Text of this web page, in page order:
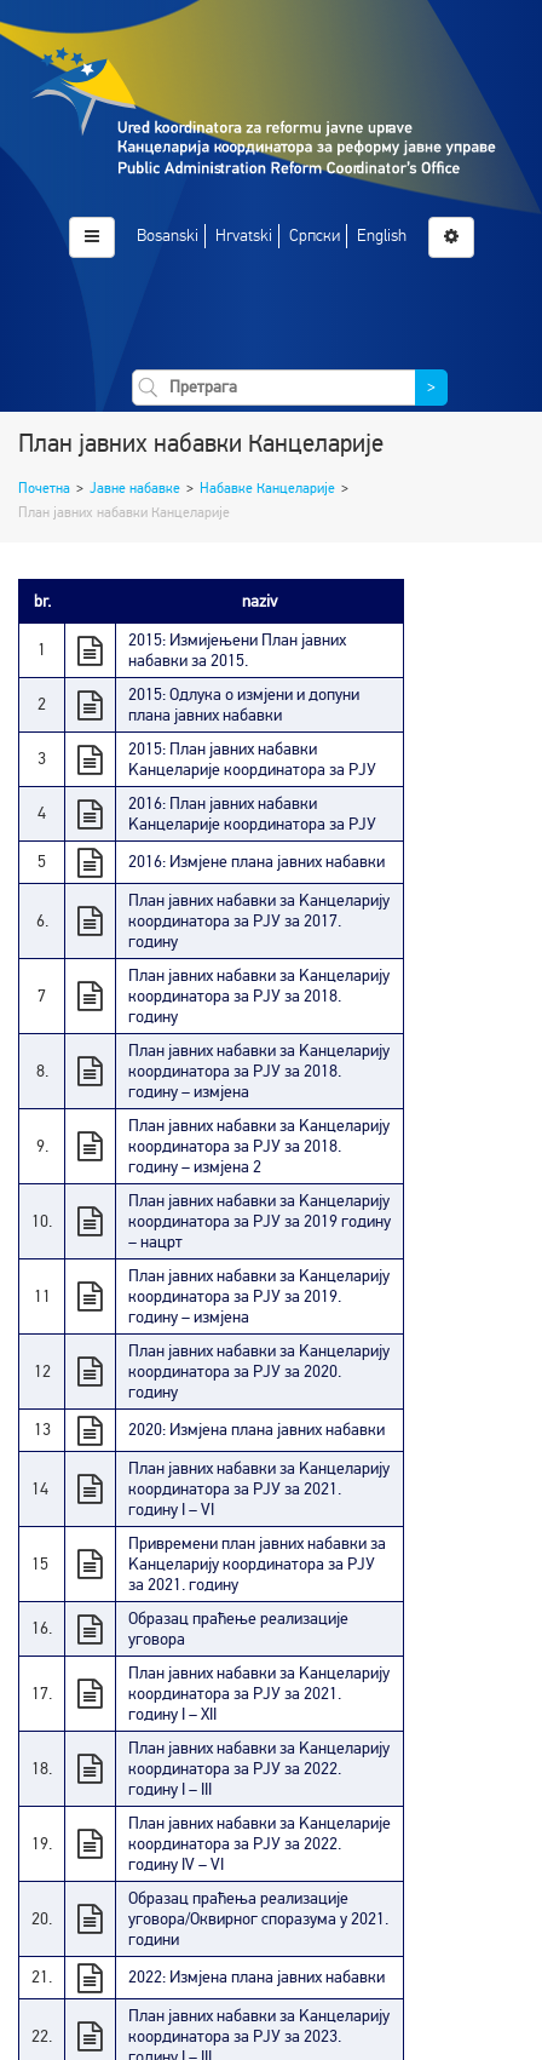
Bosanski Hrvatski Српски English
>
План јавних набавки Канцеларије
Почетна > Јавне набавке > Набавке Канцеларије >
План јавних набавки Канцеларије
br. naziv
1
2015: Измијењени План јавних
набавки за 2015.
2
2015: Одлука о измјени и допуни
плана јавних набавки
3
2015: План јавних набавки
Kанцеларије координатора за РЈУ
4
2016: План јавних набавки
Kанцеларије координатора за РЈУ
5
2016: Измјене плана јавних набавки
6.
План јавних набавки за Kанцеларију
координатора за РЈУ за 2017.
годину
7
План јавних набавки за Kанцеларију
координатора за РЈУ за 2018.
годину
8.
План јавних набавки за Kанцеларију
координатора за РЈУ за 2018.
годину – измјена
9.
План јавних набавки за Kанцеларију
координатора за РЈУ за 2018.
годину – измјена 2
10.
План јавних набавки за Kанцеларију
координатора за РЈУ за 2019 годину
– нацрт
11
План јавних набавки за Kанцеларију
координатора за РЈУ за 2019.
годину – измјена
12
План јавних набавки за Kанцеларију
координатора за РЈУ за 2020.
годину
13
2020: Измјена плана јавних набавки
14
План јавних набавки за Kанцеларију
координатора за РЈУ за 2021.
годину I – VI
15
Привремени план јавних набавки за
Kанцеларију координатора за РЈУ
за 2021. годину
16.
Образац праћење реализације
уговора
17.
План јавних набавки за Kанцеларију
координатора за РЈУ за 2021.
годину I – XII
18.
План јавних набавки за Kанцеларију
координатора за РЈУ за 2022.
годину I – III
19.
План јавних набавки за Kанцеларије
координатора за РЈУ за 2022.
годину IV – VI
20.
Образац праћења реализације
уговора/Оквирног споразума у 2021.
години
21.
2022: Измјена плана јавних набавки
22.
План јавних набавки за Kанцеларију
координатора за РЈУ за 2023.